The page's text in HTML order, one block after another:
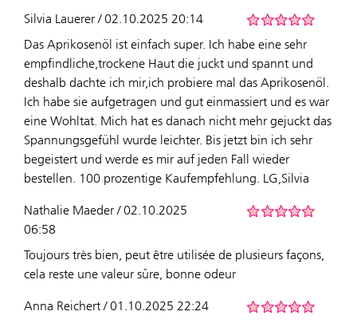
Silvia Lauerer / 02.10.2025 20:14
Das Aprikosenöl ist einfach super. Ich habe eine sehr
empfindliche,trockene Haut die juckt und spannt und
deshalb dachte ich mir,ich probiere mal das Aprikosenöl.
Ich habe sie aufgetragen und gut einmassiert und es war
eine Wohltat. Mich hat es danach nicht mehr gejuckt das
Spannungsgefühl wurde leichter. Bis jetzt bin ich sehr
begeistert und werde es mir auf jeden Fall wieder
bestellen. 100 prozentige Kaufempfehlung. LG,Silvia
Nathalie Maeder / 02.10.2025
06:58
Toujours très bien, peut être utilisée de plusieurs façons,
cela reste une valeur sûre, bonne odeur
Anna Reichert / 01.10.2025 22:24